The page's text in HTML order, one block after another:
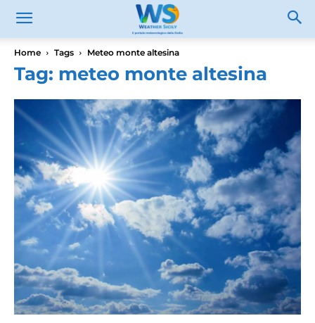
Home Tags Meteo monte altesina
Tag: meteo monte altesina